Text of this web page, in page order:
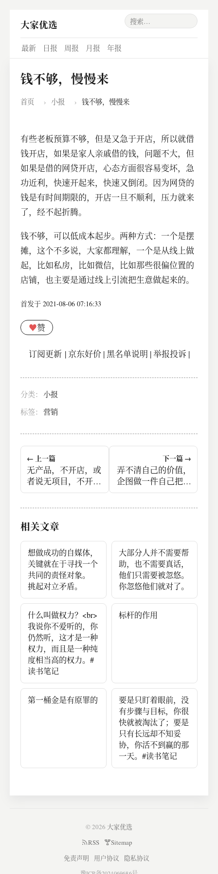
大家优选
最新 日报 周报 月报 年报
钱不够，慢慢来
首页 › 小报 › 钱不够，慢慢来
有些老板预算不够，但是又急于开店，所以就借
钱开店，如果是家人亲戚借的钱，问题不大，但
如果是借的网贷开店，心态方面很容易变坏，急
功近利，快速开起来，快速又倒闭。因为网贷的
钱是有时间期限的，开店一旦不顺利，压力就来
了，经不起折腾。
钱不够，可以低成本起步。两种方式：一个是摆
摊，这个不多说，大家都理解，一个是从线上做
起，比如私房，比如微信，比如那些很偏位置的
店铺，也主要是通过线上引流把生意做起来的。
首发于 2021-08-06 07:16:33
♥赞
订阅更新| 京东好价|黑名单说明 |举报投诉 |
分类： 小报
标签： 营销
← 上一篇
无产品，不开店，或
者说无项目，不开
店。
下一篇 →
弄不清自己的价值，
企图做一件自己把控
不了结果，或者说自
相关文章
想做成功的自媒体，
关键就在于寻找一个
共同的责怪对象。
挑起对立矛盾。
大部分人并不需要帮
助，也不需要真话，
他们只需要被忽悠。
你忽悠他们就对了。
什么叫做权力？<br>
我说你不爱听的，你
仍然听，这才是一种
权力，而且是一种纯
度相当高的权力。#
读书笔记
标杆的作用
第一桶金是有原罪的
要是只盯着眼前，没
有步骤与目标，你很
快就被淘汰了；要是
只有长远却不知妥
协，你活不到赢的那
一天。#读书笔记
© 2026 大家优选
RSS
Sitemap
免责声明
用户协议 隐私协议